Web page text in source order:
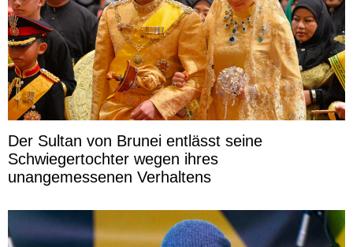
Der Sultan von Brunei entlässt seine
Schwiegertochter wegen ihres
unangemessenen Verhaltens